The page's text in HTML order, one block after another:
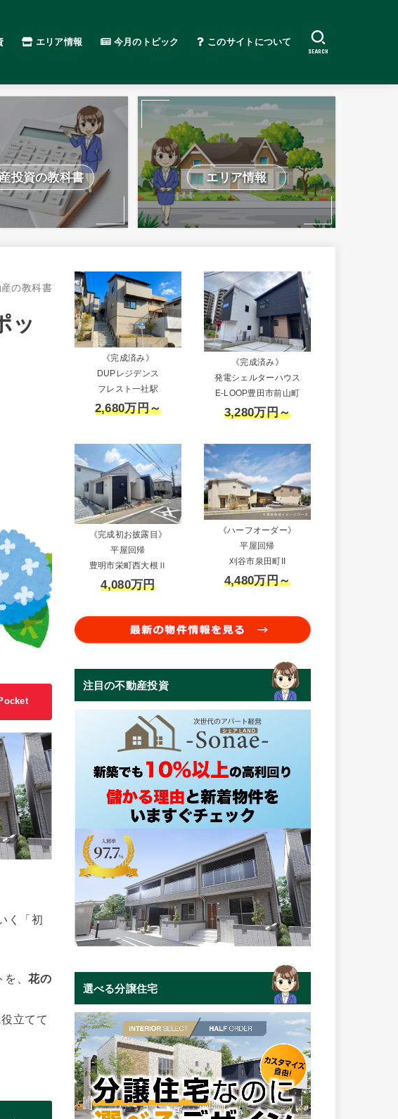
エリア情報 今月のトピック このサイトについて
SEARCH
投資の教科書 エリア情報
の教科書
ッ
く「初
を、花の
立てて
《完成済み》
DUPレジデンス
フレスト一社駅
2,680万円～
《完成済み》
発電シェルターハウス
E-LOOP豊田市前山町
3,280万円～
《完成初お披露目》
平屋回帰
豊明市栄町西大根Ⅱ
4,080万円
《ハーフオーダー》
平屋回帰
刈谷市泉田町II
4,480万円～
注目の不動産投資
選べる分譲住宅